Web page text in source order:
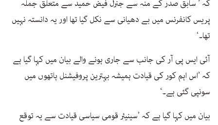
کہ ’ سابق صدر کے منہ سے جنرل فیض حمید سے متعلق جملہ
پریس کانفرنس میں بے دھیانی سے نکل گیا تھا اور یہ دانستہ نہیں
تھا۔‘
آئی ایس پی آر کی جانب سے جاری ہونے والے بیان میں کہا گیا ہے
کہ ’اس اہم کور کی قیادت ہمیشہ بہترین پروفیشنل ہاتھوں میں
سونپی گئی ہے۔‘
بیان میں کہا گیا ہے کہ ’سینیئر قومی سیاسی قیادت سے یہ توقع